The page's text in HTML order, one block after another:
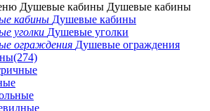
Душевые кабины Душевые кабины
Душевые кабины
Душевые уголки
Душевые ограждения
(274)